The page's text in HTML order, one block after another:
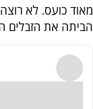
מאוד כועס. לא
הביתה את הזבלים